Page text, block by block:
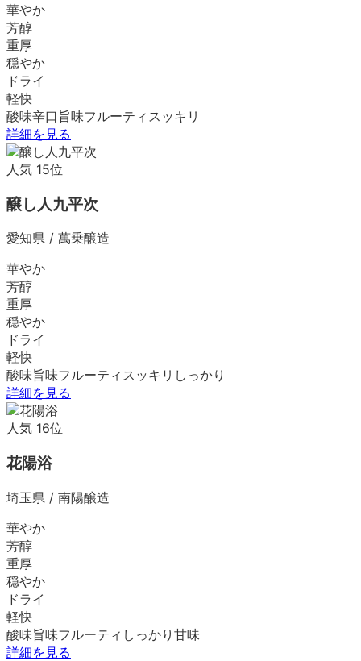
華やか
芳醇
重厚
穏やか
ドライ
軽快
酸味辛口 旨味フルーティ スッキリ
詳細を見る
人気 15位
醸し人九平次
愛知県 / 萬乗醸造
華やか
芳醇
重厚
穏やか
ドライ
軽快
酸味旨味フルーティ スッキリ しっかり
詳細を見る
人気 16位
花陽浴
埼玉県 / 南陽醸造
華やか
芳醇
重厚
穏やか
ドライ
軽快
酸味旨味フルーティ しっかり 甘味
詳細を見る